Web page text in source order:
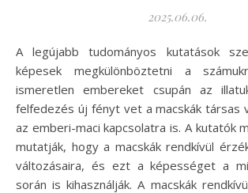
2025.06.06.
A legújabb tudományos kutatások szerint a macskák
képesek megkülönböztetni a
ismeretlen embereket csupán az
felfedezés új fényt vet a macskák társas
az emberi-maci kapcsolatra is. A kutatók
mutatják, hogy a macskák rendkívül
változásaira, és ezt a képességet a
során is kihasználják. A macskák